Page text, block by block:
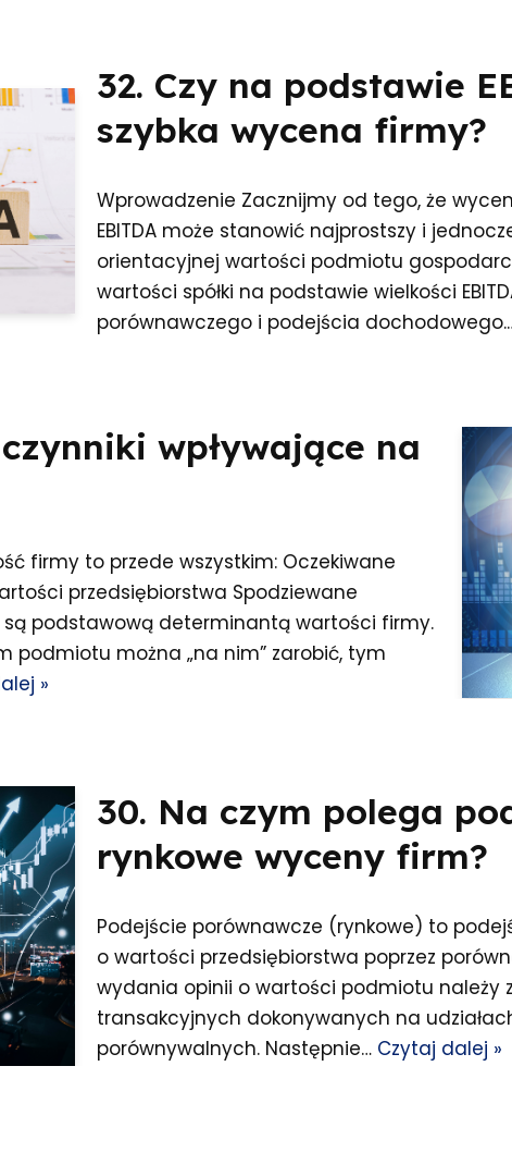
32. Czy na podstawie
szybka wycena firmy?
Wprowadzenie Zacznijmy od tego, że
EBITDA może stanowić najprostszy i
orientacyjnej wartości podmiotu
wartości spółki na podstawie wielkości
porównawczego i podejścia
wpływające na
firmy to przede wszystkim: Oczekiwane
przedsiębiorstwa Spodziewane
podstawową determinantą wartości firmy.
podmiotu można „na nim” zarobić, tym
»
30. Na czym polega
rynkowe wyceny firm?
Podejście porównawcze (rynkowe) to
o wartości przedsiębiorstwa poprzez
wydania opinii o wartości podmiotu należy
transakcyjnych dokonywanych na
porównywalnych. Następnie… Czytaj dalej »